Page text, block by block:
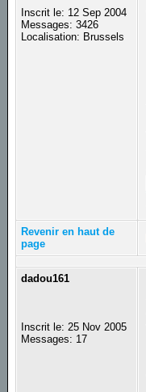
Inscrit le: 12 Sep 2004
Messages: 3426
Localisation: Brussels
Revenir en haut de
page
dadou161
Inscrit le: 25 Nov 2005
Messages: 17